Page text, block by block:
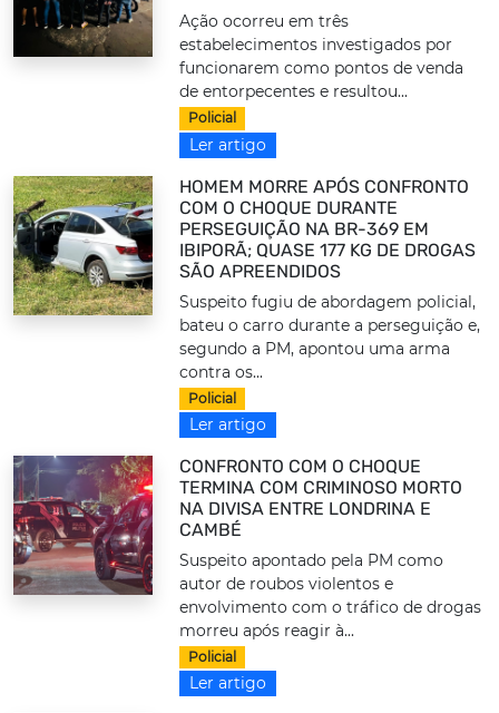
Ação ocorreu em três
estabelecimentos investigados por
funcionarem como pontos de venda
de entorpecentes e resultou...
Policial
Ler artigo
HOMEM MORRE APÓS CONFRONTO
COM O CHOQUE DURANTE
PERSEGUIÇÃO NA BR-369 EM
IBIPORÃ; QUASE 177 KG DE DROGAS
SÃO APREENDIDOS
Suspeito fugiu de abordagem policial,
bateu o carro durante a perseguição e,
segundo a PM, apontou uma arma
contra os...
Policial
Ler artigo
CONFRONTO COM O CHOQUE
TERMINA COM CRIMINOSO MORTO
NA DIVISA ENTRE LONDRINA E
CAMBÉ
Suspeito apontado pela PM como
autor de roubos violentos e
envolvimento com o tráfico de drogas
morreu após reagir à...
Policial
Ler artigo